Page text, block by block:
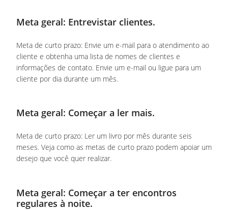
Meta geral: Entrevistar clientes.
Meta de curto prazo: Envie um e-mail para o atendimento ao
cliente e obtenha uma lista de nomes de clientes e
informações de contato. Envie um e-mail ou ligue para um
cliente por dia durante um mês.
Meta geral: Começar a ler mais.
Meta de curto prazo: Ler um livro por mês durante seis
meses. Veja como as metas de curto prazo podem apoiar um
desejo que você quer realizar.
Meta geral: Começar a ter encontros
regulares à noite.